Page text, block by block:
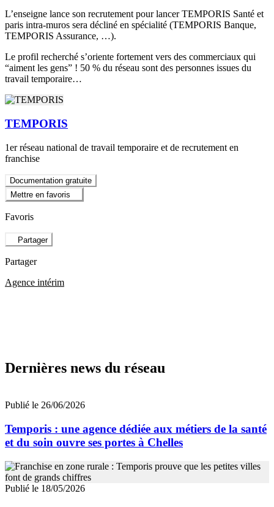
L’enseigne lance son recrutement pour lancer TEMPORIS Santé et
paris intra-muros sera décliné en spécialité (TEMPORIS Banque,
TEMPORIS Assurance, …).
Le profil recherché s’oriente fortement vers des commerciaux qui
“aiment les gens” ! 50 % du réseau sont des personnes issues du
travail temporaire…
TEMPORIS
1er réseau national de travail temporaire et de recrutement en
franchise
Documentation gratuite
Mettre en favoris
Favoris
Partager
Partager
Agence intérim
Dernières news du réseau
Publié le 26/06/2026
Temporis : une agence dédiée aux métiers de la santé
et du soin ouvre ses portes à Chelles
Publié le 18/05/2026